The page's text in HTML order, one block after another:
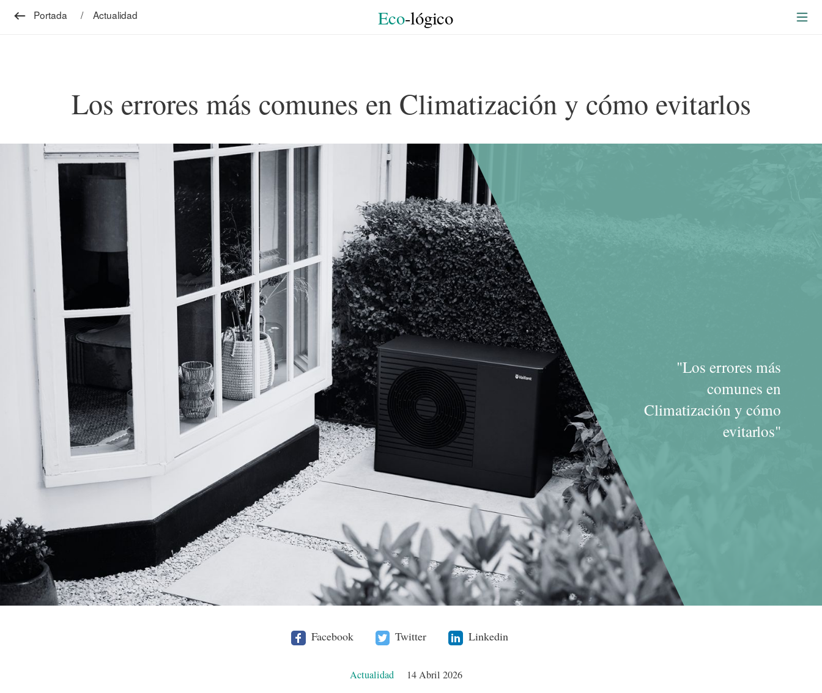
Eco-lógico
Portada Actualidad
Los errores más comunes en Climatización y cómo evitarlos
"Los errores más
comunes en
Climatización y cómo
evitarlos"
Facebook Twitter Linkedin
Actualidad 14 Abril 2026